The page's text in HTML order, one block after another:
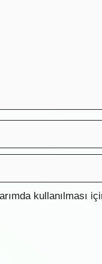
kullanılması